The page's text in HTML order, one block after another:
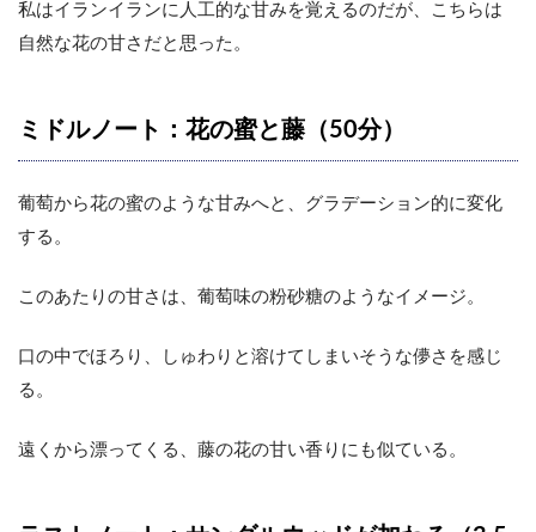
私はイランイランに人工的な甘みを覚えるのだが、こちらは
自然な花の甘さだと思った。
ミドルノート：花の蜜と藤（50分）
葡萄から花の蜜のような甘みへと、グラデーション的に変化
する。
このあたりの甘さは、葡萄味の粉砂糖のようなイメージ。
口の中でほろり、しゅわりと溶けてしまいそうな儚さを感じ
る。
遠くから漂ってくる、藤の花の甘い香りにも似ている。